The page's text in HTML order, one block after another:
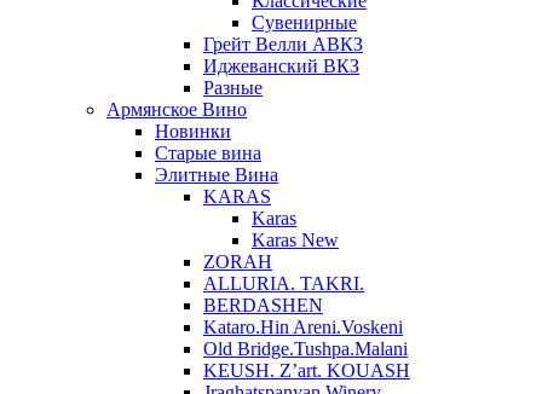
Сувенирные
Грейт Велли АВКЗ
Иджеванский ВКЗ
Разные
Армянское Вино
Новинки
Старые вина
Элитные Вина
KARAS
Karas
Karas New
ZORAH
ALLURIA. TAKRI.
BERDASHEN
Kataro.Hin Areni.Voskeni
Old Bridge.Tushpa.Malani
KEUSH. Z’art. KOUASH